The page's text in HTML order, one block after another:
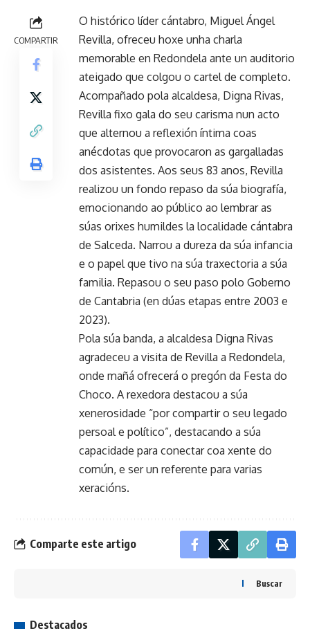
COMPARTIR
O histórico líder cántabro, Miguel Ángel
Revilla, ofreceu hoxe unha charla
memorable en Redondela ante un auditorio
ateigado que colgou o cartel de completo.
Acompañado pola alcaldesa, Digna Rivas,
Revilla fixo gala do seu carisma nun acto
que alternou a reflexión íntima coas
anécdotas que provocaron as gargalladas
dos asistentes. Aos seus 83 anos, Revilla
realizou un fondo repaso da súa biografía,
emocionando ao público ao lembrar as
súas orixes humildes la localidade cántabra
de Salceda. Narrou a dureza da súa infancia
e o papel que tivo na súa traxectoria a súa
familia. Repasou o seu paso polo Goberno
de Cantabria (en dúas etapas entre 2003 e
2023).
Pola súa banda, a alcaldesa Digna Rivas
agradeceu a visita de Revilla a Redondela,
onde mañá ofrecerá o pregón da Festa do
Choco. A rexedora destacou a súa
xenerosidade “por compartir o seu legado
persoal e político”, destacando a súa
capacidade para conectar coa xente do
común, e ser un referente para varias
xeracións.
Comparte este artigo
Buscar
Destacados